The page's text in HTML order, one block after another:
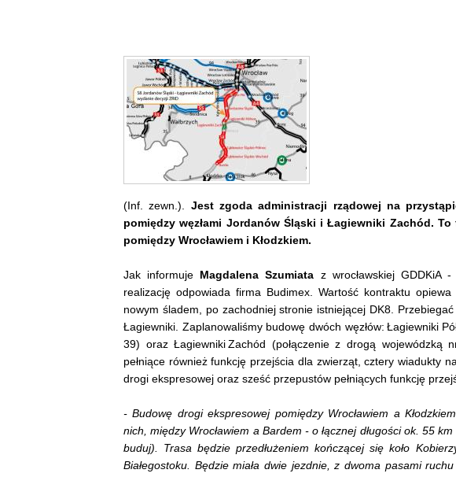
(Inf. zewn.). Jest zgoda administracji rządowej na
pomiędzy węzłami Jordanów Śląski i Łagiewniki Zachód.
pomiędzy Wrocławiem i Kłodzkiem.
Jak informuje Magdalena Szumiata z wrocławskiej GDDKiA
realizację odpowiada firma Budimex. Wartość kontraktu
nowym śladem, po zachodniej stronie istniejącej DK8.
Łagiewniki. Zaplanowaliśmy budowę dwóch węzłów: Łagiewniki
39) oraz Łagiewniki Zachód (połączenie z drogą
pełniące również funkcję przejścia dla zwierząt, cztery wiadukty
drogi ekspresowej oraz sześć przepustów pełniących funkcję
- Budowę drogi ekspresowej pomiędzy Wrocławiem a
nich, między Wrocławiem a Bardem - o łącznej długości ok. 55
buduj). Trasa będzie przedłużeniem kończącej się koło
Białegostoku. Będzie miała dwie jezdnie, z dwoma pasami